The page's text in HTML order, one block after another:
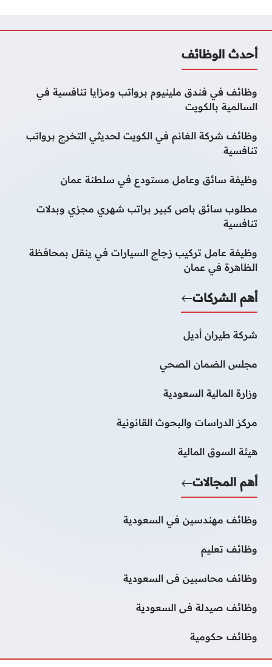
أحدث الوظائف
وظائف في فندق ملينيوم برواتب ومزايا تنافسية في
السالمية بالكويت
وظائف شركة الغانم في الكويت لحديثي التخرج برواتب
تنافسية
وظيفة سائق وعامل مستودع في سلطنة عمان
مطلوب سائق باص كبير براتب شهري مجزي وبدلات
تنافسية
وظيفة عامل تركيب زجاج السيارات في ينقل بمحافظة
الظاهرة في عمان
أهم الشركات
شركة طيران أديل
مجلس الضمان الصحي
وزارة المالية السعودية
مركز الدراسات والبحوث القانونية
هيئة السوق المالية
أهم المجالات
وظائف مهندسين في السعودية
وظائف تعليم
وظائف محاسبين فى السعودية
وظائف صيدلة فى السعودية
وظائف حكومية